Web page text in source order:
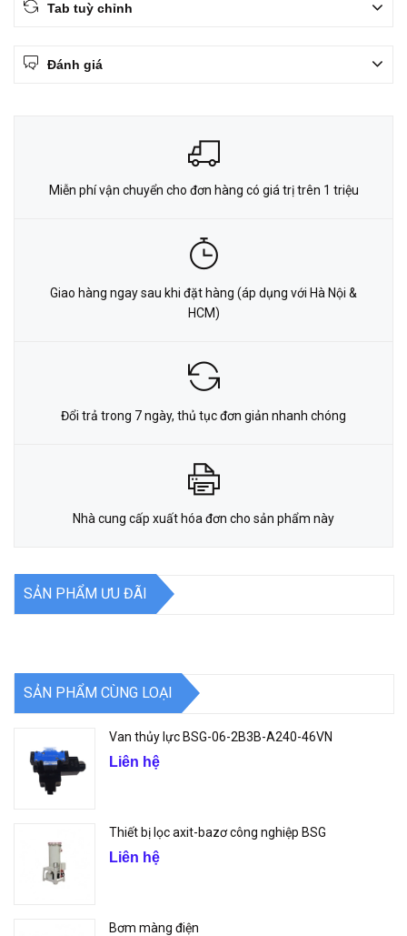
Tab tuỳ chỉnh
Đánh giá
Miễn phí vận chuyển cho đơn hàng có giá trị trên 1 triệu
Giao hàng ngay sau khi đặt hàng (áp dụng với Hà Nội &
HCM)
Đổi trả trong 7 ngày, thủ tục đơn giản nhanh chóng
Nhà cung cấp xuất hóa đơn cho sản phẩm này
SẢN PHẨM ƯU ĐÃI
SẢN PHẨM CÙNG LOẠI
Van thủy lực BSG-06-2B3B-A240-46VN
Liên hệ
Thiết bị lọc axit-bazơ công nghiệp BSG
Liên hệ
Bơm màng điện